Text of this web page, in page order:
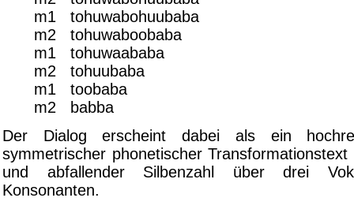
m1 tohuwabohuubaba
m2 tohuwaboobaba
m1 tohuwaababa
m2 tohuubaba
m1 toobaba
m2 babba
Der Dialog erscheint dabei als ein
symmetrischer phonetischer
und abfallender Silbenzahl über drei
Konsonanten.